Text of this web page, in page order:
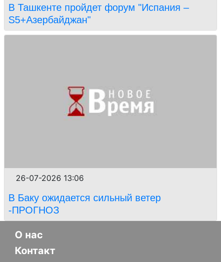
В Ташкенте пройдет форум "Испания –
S5+Азербайджан"
26-07-2026 13:06
В Баку ожидается сильный ветер
-ПРОГНОЗ
О нас
Контакт